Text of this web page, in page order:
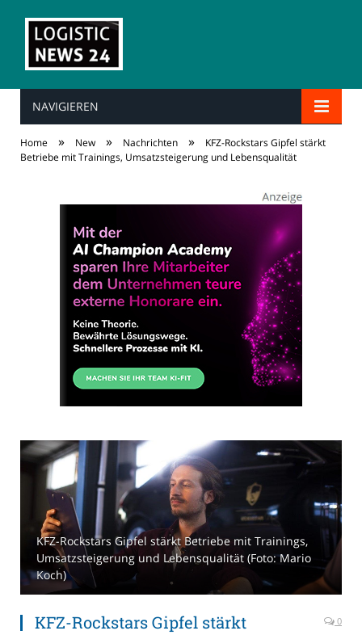
NAVIGIEREN
Home » New » Nachrichten »
KFZ-Rockstars Gipfel stärkt
Betriebe mit Trainings, Umsatzsteigerung und Lebensqualität
KFZ-Rockstars Gipfel stärkt Betriebe mit Trainings,
Umsatzsteigerung und Lebensqualität (Foto: Mario
Koch)
KFZ-Rockstars Gipfel stärkt
0